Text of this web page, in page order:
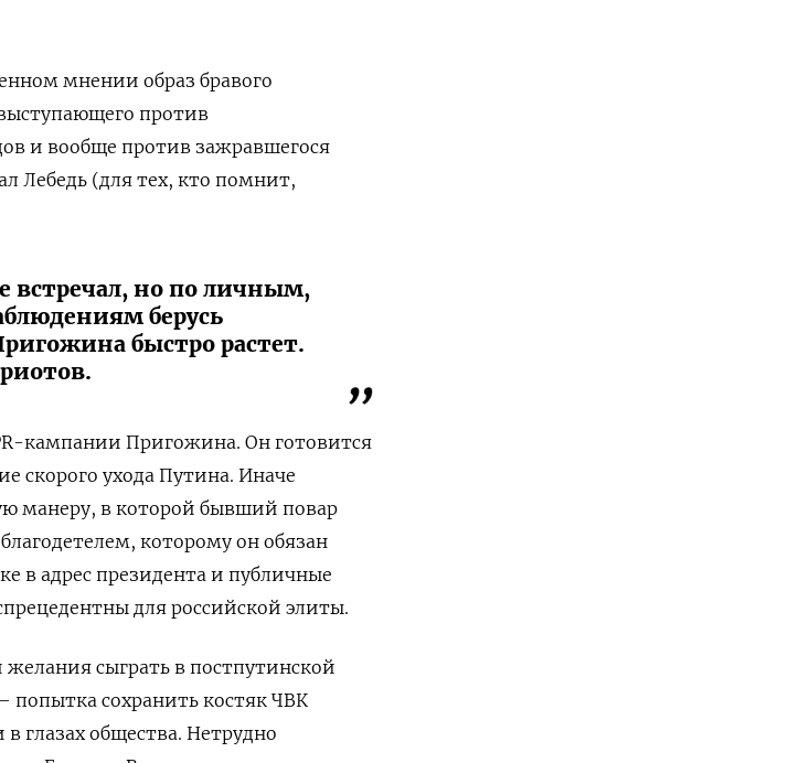
мнении образ бравого
против
и вообще против зажравшегося
Лебедь (для тех, кто помнит,
встречал, но по личным,
берусь
быстро растет.
кампании Пригожина. Он готовится
скорого ухода Путина. Иначе
манеру, в которой бывший повар
которому он обязан
в адрес президента и публичные
для российской элиты.
сыграть в постпутинской
попытка сохранить костяк ЧВК
глазах общества. Нетрудно